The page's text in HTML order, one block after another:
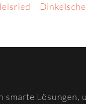
smarte Lösungen,